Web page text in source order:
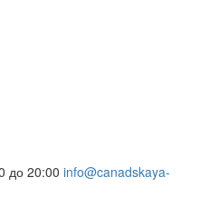
до 20:00 info@canadskaya-